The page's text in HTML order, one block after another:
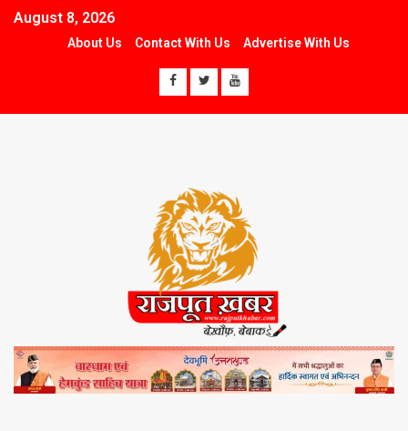
August 8, 2026
About Us Contact With Us Advertise With Us